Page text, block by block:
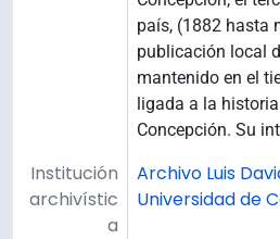
país, (1882 hasta
publicación local
mantenido en el
ligada a la
Concepción. Su
Institución
archivístic
a
Archivo Luis
Universidad de